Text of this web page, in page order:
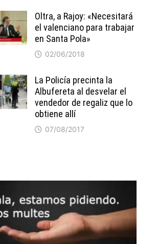
Oltra, a Rajoy: «Necesitará
el valenciano para trabajar
en Santa Pola»
02/06/2018
La Policía precinta la
Albufereta al desvelar el
vendedor de regaliz que lo
obtiene allí
07/08/2017